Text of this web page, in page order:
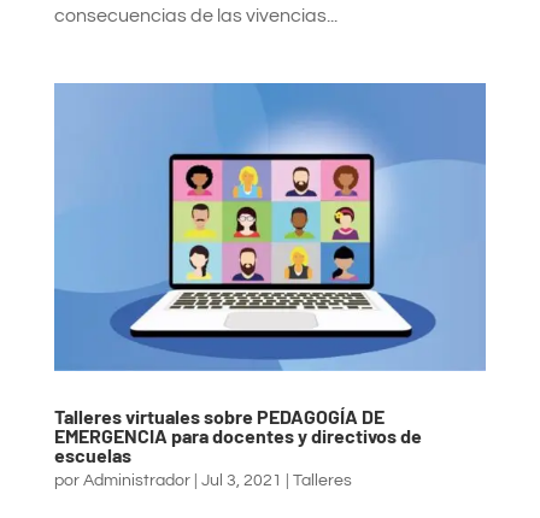
consecuencias de las vivencias...
Talleres virtuales sobre PEDAGOGÍA DE
EMERGENCIA para docentes y directivos de
escuelas
por Administrador| Jul 3, 2021 Talleres